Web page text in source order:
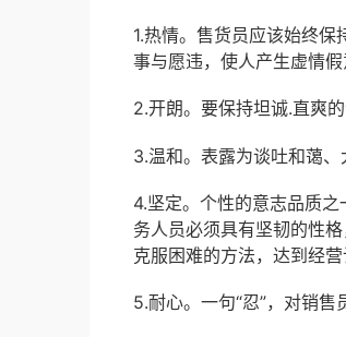
1.热情。售货员应该始终
事与愿违，使人产生虚情假
2.开朗。要保持坦诚.直爽
3.温和。表露为谈吐和蔼、
4.坚定。个性的意志品质
务人员必须具有坚韧的性
克服困难的方法，达到经营
5.耐心。一句“忍”，对销售